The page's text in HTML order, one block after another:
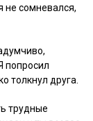
не сомневался,
попросил
толкнул друга.
трудные